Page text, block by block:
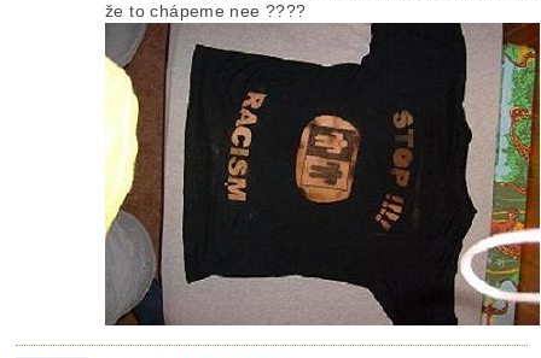
že to chápeme nee ????